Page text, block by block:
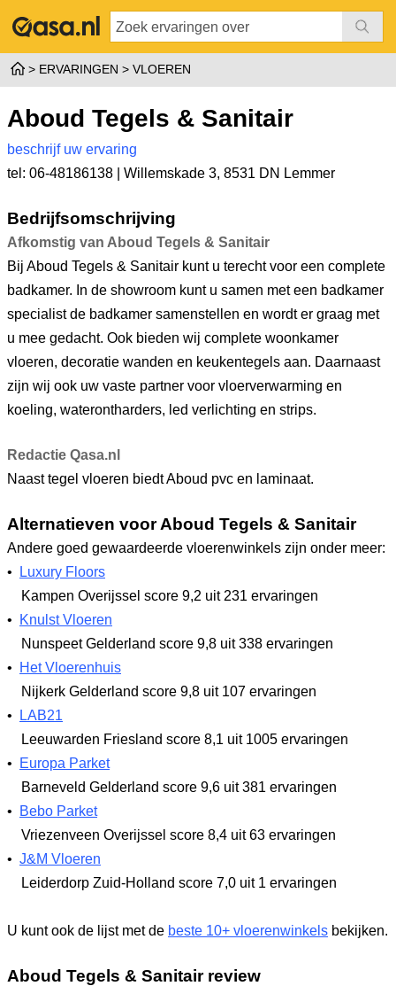
ERVARINGEN VLOEREN
Aboud Tegels & Sanitair
beschrijf uw ervaring
tel: 06-48186138 | Willemskade 3, 8531 DN Lemmer
Bedrijfsomschrijving
Afkomstig van Aboud Tegels & Sanitair
Bij Aboud Tegels & Sanitair kunt u terecht voor een complete
badkamer. In de showroom kunt u samen met een badkamer
specialist de badkamer samenstellen en wordt er graag met
u mee gedacht. Ook bieden wij complete woonkamer
vloeren, decoratie wanden en keukentegels aan. Daarnaast
zijn wij ook uw vaste partner voor vloerverwarming en
koeling, waterontharders, led verlichting en strips.
Redactie Qasa.nl
Naast tegel vloeren biedt Aboud pvc en laminaat.
Alternatieven voor Aboud Tegels & Sanitair
Andere goed gewaardeerde vloerenwinkels zijn onder meer:
•
Luxury Floors
Kampen Overijssel score 9,2 uit 231 ervaringen
•
Knulst Vloeren
Nunspeet Gelderland score 9,8 uit 338 ervaringen
•
Het Vloerenhuis
Nijkerk Gelderland score 9,8 uit 107 ervaringen
•
LAB21
Leeuwarden Friesland score 8,1 uit 1005 ervaringen
•
Europa Parket
Barneveld Gelderland score 9,6 uit 381 ervaringen
•
Bebo Parket
Vriezenveen Overijssel score 8,4 uit 63 ervaringen
• J&M Vloeren
Leiderdorp Zuid-Holland score 7,0 uit 1 ervaringen
U kunt ook de lijst met de beste 10+ vloerenwinkels bekijken.
Aboud Tegels & Sanitair review